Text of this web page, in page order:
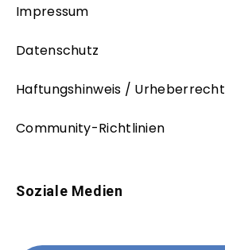
Impressum
Datenschutz
Haftungshinweis / Urheberrecht
Community-Richtlinien
Soziale Medien